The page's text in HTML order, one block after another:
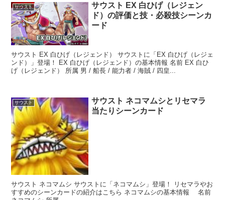
サウスト
サウスト EX 白ひげ（レジェン
ド）の評価と技・必殺技シーンカ
ード
サウスト EX 白ひげ（レジェンド） サウストに「EX 白ひげ（レジェ
ンド）」登場！ EX 白ひげ（レジェンド）の基本情報 名前 EX 白ひ
げ（レジェンド） 所属 男 / 船長 / 能力者 / 海賊 / 四皇...
サウスト
サウスト ネコマムシとリセマラ
当たりシーンカード
サウスト ネコマムシ サウストに「ネコマムシ」登場！ リセマラやお
すすめのシーンカードの紹介はこちら ネコマムシの基本情報 名前